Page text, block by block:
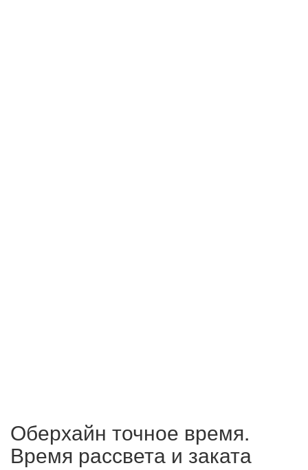
Оберхайн точное время.
Время рассвета и заката